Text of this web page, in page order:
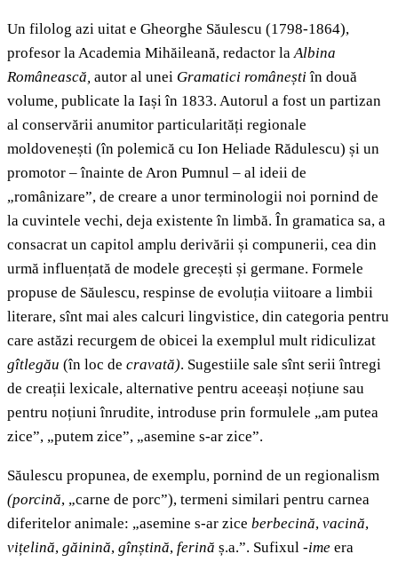
Un filolog azi uitat e Gheorghe Săulescu (1798-1864),
profesor la Academia Mihăileană, redactor laAlbina
Românească, autor al unei Gramatici românești în două
volume, publicate la Iași în 1833. Autorul a fost un partizan
al conservării anumitor particularități regionale
moldovenești (în polemică cu Ion Heliade Rădulescu) și un
promotor – înainte de Aron Pumnul – al ideii de
„românizare”, de creare a unor terminologii noi pornind de
la cuvintele vechi, deja existente în limbă. În gramatica sa, a
consacrat un capitol amplu derivării și compunerii, cea din
urmă influențată de modele grecești și germane. Formele
propuse de Săulescu, respinse de evoluția viitoare a limbii
literare, sînt mai ales calcuri lingvistice, din categoria pentru
care astăzi recurgem de obicei la exemplul mult ridiculizat
gîtlegău (în loc de cravată). Sugestiile sale sînt serii întregi
de creații lexicale, alternative pentru aceeași noțiune sau
pentru noțiuni înrudite, introduse prin formulele „am putea
zice”, „putem zice”, „asemine s-ar zice”.
Săulescu propunea, de exemplu, pornind de un regionalism
(porcină, „carne de porc”), termeni similari pentru carnea
diferitelor animale: „asemine s-ar zice berbecină, vacină,
vițelină, găinină, gînștină, ferină ș.a.”. Sufixul -ime era